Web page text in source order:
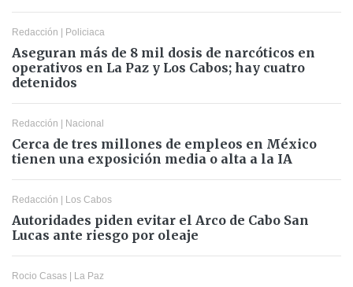
Redacción | Policiaca
Aseguran más de 8 mil dosis de narcóticos en
operativos en La Paz y Los Cabos; hay cuatro
detenidos
Redacción | Nacional
Cerca de tres millones de empleos en México
tienen una exposición media o alta a la IA
Redacción | Los Cabos
Autoridades piden evitar el Arco de Cabo San
Lucas ante riesgo por oleaje
Rocio Casas | La Paz